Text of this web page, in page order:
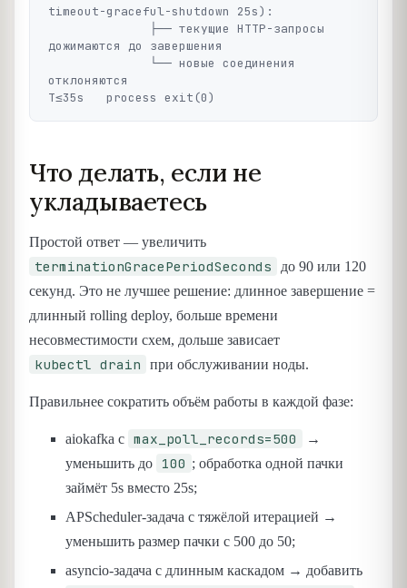
timeout-graceful-shutdown 25s):
дожимаются до завершения
отклоняются
Что делать, если не
укладываетесь
Простой ответ — увеличить
terminationGracePeriodSeconds
до 90 или 120
секунд. Это не лучшее решение: длинное завершение =
длинный rolling deploy, больше времени
несовместимости схем, дольше зависает
kubectl drain при обслуживании ноды.
Правильнее сократить объём работы в каждой фазе:
aiokafka с max_poll_records=500
→
уменьшить до
100 ; обработка одной пачки
займёт 5s вместо 25s;
APScheduler-задача с тяжёлой итерацией →
уменьшить размер пачки с 500 до 50;
asyncio-задача с длинным каскадом → добавить